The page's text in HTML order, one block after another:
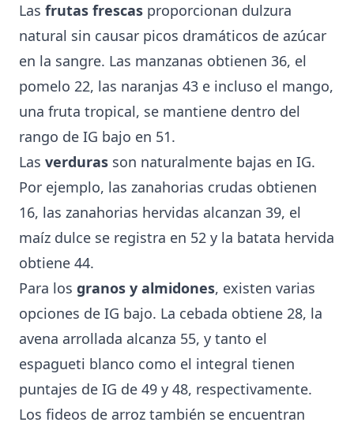
Las frutas frescas proporcionan dulzura
natural sin causar picos dramáticos de azúcar
en la sangre. Las manzanas obtienen 36, el
pomelo 22, las naranjas 43 e incluso el mango,
una fruta tropical, se mantiene dentro del
rango de IG bajo en 51.
Las verduras son naturalmente bajas en IG.
Por ejemplo, las zanahorias crudas obtienen
16, las zanahorias hervidas alcanzan 39, el
maíz dulce se registra en 52 y la batata hervida
obtiene 44.
Para los granos y almidones, existen varias
opciones de IG bajo. La cebada obtiene 28, la
avena arrollada alcanza 55, y tanto el
espagueti blanco como el integral tienen
puntajes de IG de 49 y 48, respectivamente.
Los fideos de arroz también se encuentran